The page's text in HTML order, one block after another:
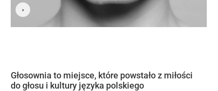
Głosownia to miejsce, które powstało z miłości
do głosu i kultury języka polskiego